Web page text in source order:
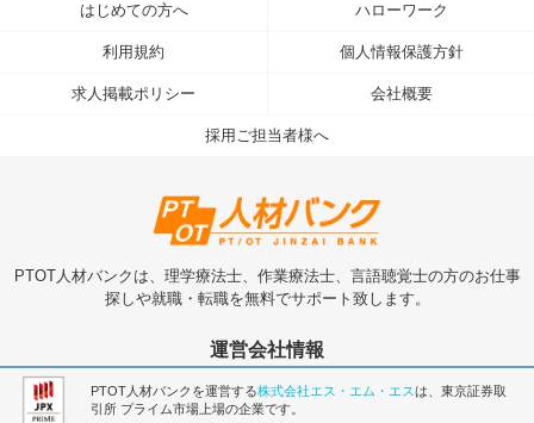
はじめての方へ ハローワーク
利用規約 個人情報保護方針
求人掲載ポリシー 会社概要
採用ご担当者様へ
PTOT人材バンクは、理学療法士、作業療法士、言語聴覚士の方のお仕事
探しや就職・転職を無料でサポート致します。
運営会社情報
PTOT人材バンクを運営する株式会社エス・エム・エスは、東京証券取
引所 プライム市場上場の企業です。